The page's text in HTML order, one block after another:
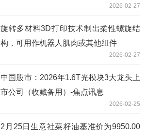
2026-02-27
旋转多材料3D打印技术制出柔性螺旋结
构，可用作机器人肌肉或其他组件
2026-02-27
中国股市：2026年1.6T光模块3大龙头上
市公司（收藏备用）-焦点讯息
2026-02-25
2月25日生意社菜籽油基准价为9950.00